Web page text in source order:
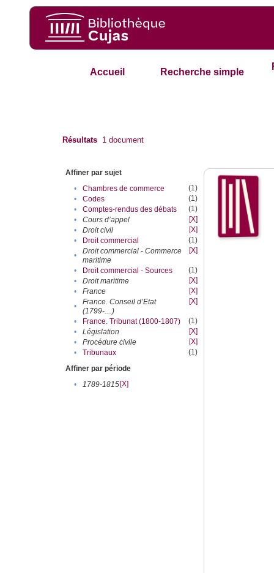
Accueil Recherche simple
Résultats 1 document
Affiner par sujet
•
Chambres de commerce
(1)
•
Codes
(1)
•
Comptes-rendus des débats
(1)
•
Cours d’appel
[X]
•
Droit civil
[X]
•
Droit commercial
(1)
•
Droit commercial - Commerce
maritime
[X]
• Droit commercial - Sources
(1)
•
Droit maritime
[X]
•
France
[X]
•
France. Conseil d’Etat
(1799-....)
[X]
• France. Tribunat (1800-1807)
(1)
•
Législation
[X]
•
Procédure civile
[X]
•
Tribunaux
(1)
Affiner par période
•
1789-1815[X]